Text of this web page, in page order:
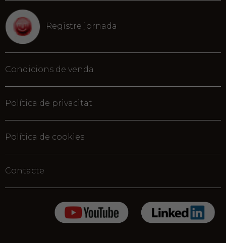
Registre jornada
Condicions de venda
Política de privacitat
Política de cookies
Contacte